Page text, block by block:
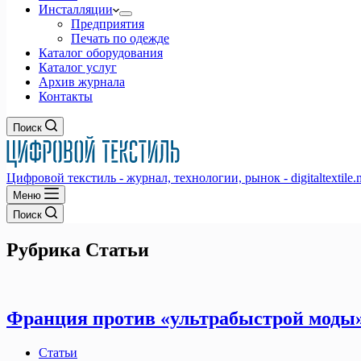
Инсталляции
Предприятия
Печать по одежде
Каталог оборудования
Каталог услуг
Архив журнала
Контакты
Поиск
Цифровой текстиль - журнал, технологии, рынок -
Меню
Поиск
Рубрика Статьи
Франция против «ультрабыстрой
Статьи